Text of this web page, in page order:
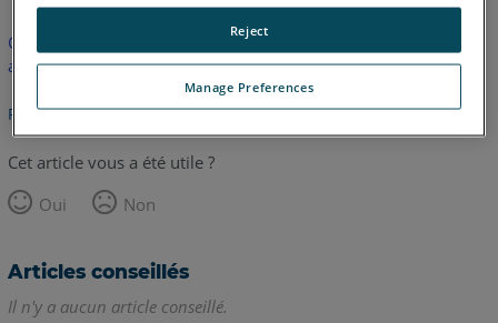
Cet article n'a pas été traduit. Cliquez ici pour voir la version
anglaise.
Retour haut de page
Cet article vous a été utile ?
Oui
Non
Articles conseillés
Il n'y a aucun article conseillé.
Manage Preferences
Reject